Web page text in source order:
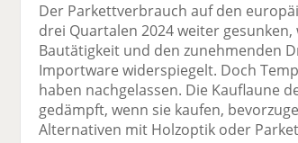
Der Parkettverbrauch auf den
drei Quartalen 2024 weiter
Bautätigkeit und den zunehmenden
Importware widerspiegelt. Doch
haben nachgelassen. Die Kauflaune
gedämpft, wenn sie kaufen,
Alternativen mit Holzoptik oder